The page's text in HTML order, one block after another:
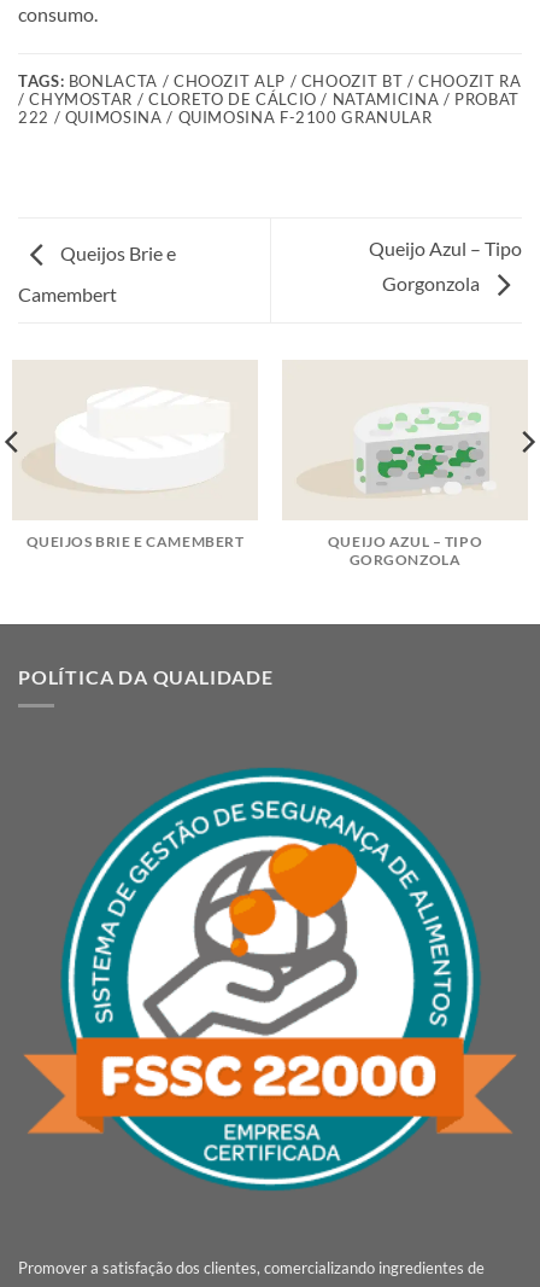
consumo.
TAGS: BONLACTA / CHOOZIT ALP / CHOOZIT BT / CHOOZIT RA
/ CHYMOSTAR / CLORETO DE CÁLCIO / NATAMICINA / PROBAT
222 / QUIMOSINA / QUIMOSINA F-2100 GRANULAR
Queijos Brie e
Camembert
Queijo Azul – Tipo
Gorgonzola
QUEIJOS BRIE E CAMEMBERT
QUEIJO AZUL – TIPO
GORGONZOLA
POLÍTICA DA QUALIDADE
Promover a satisfação dos clientes, comercializando ingredientes de